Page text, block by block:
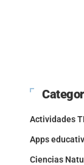
Actividades
Apps
Ciencias